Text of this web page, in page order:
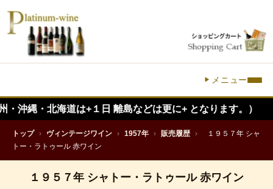
メニュー
道は+１日 離島などは更に+ となります。）
トップ › ヴィンテージワイン › 1957年 › 販売履歴 ›
１９５７年 シャ
トー・ラトゥール 赤ワイン
１９５７年 シャトー・ラトゥール 赤ワイン